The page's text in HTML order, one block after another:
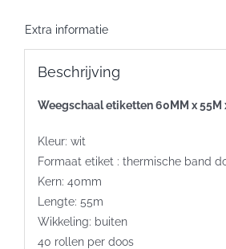
Extra informatie
Beschrijving
Weegschaal etiketten 60MM x 55M
Kleur: wit
Formaat etiket : thermische band
Kern: 40mm
Lengte: 55m
Wikkeling: buiten
40 rollen per doos